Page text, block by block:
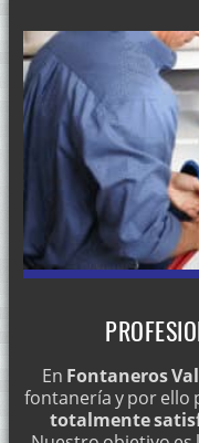
En Fontaneros
fontanería y por ello
totalmente